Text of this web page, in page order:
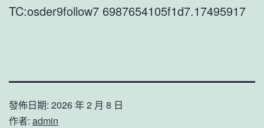
TC:osder9follow7 6987654105f1d7.17495917
發佈日期: 2026 年 2 月 8 日
作者: admin